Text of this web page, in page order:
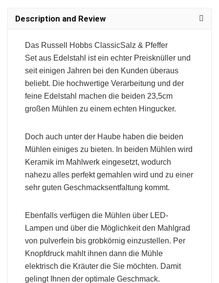
Description and Review
Das Russell Hobbs ClassicSalz & Pfeffer
Set aus Edelstahl ist ein echter Preisknüller und
seit einigen Jahren bei den Kunden überaus
beliebt. Die hochwertige Verarbeitung und der
feine Edelstahl machen die beiden 23,5cm
großen Mühlen zu einem echten Hingucker.
Doch auch unter der Haube haben die beiden
Mühlen einiges zu bieten. In beiden Mühlen wird
Keramik im Mahlwerk eingesetzt, wodurch
nahezu alles perfekt gemahlen wird und zu einer
sehr guten Geschmacksentfaltung kommt.
Ebenfalls verfügen die Mühlen über LED-
Lampen und über die Möglichkeit den Mahlgrad
von pulverfein bis grobkörnig einzustellen. Per
Knopfdruck mahlt ihnen dann die Mühle
elektrisch die Kräuter die Sie möchten. Damit
gelingt Ihnen der optimale Geschmack.